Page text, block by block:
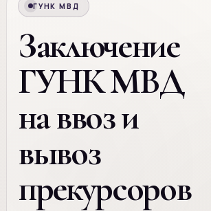
ГУНК МВД
Заключение
ГУНК МВД
на ввоз и
вывоз
прекурсоров